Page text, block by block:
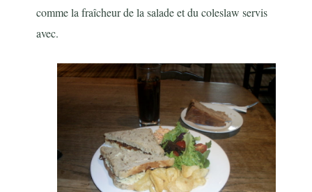
comme la fraîcheur de la salade et du coleslaw servis
avec.